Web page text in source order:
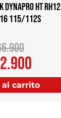
Dynapro HT RH12
115/112S
carrito